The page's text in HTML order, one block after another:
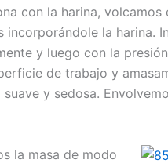
con la harina,
incorporándole la harina.
y luego con la
de trabajo y
y sedosa.
la masa de modo